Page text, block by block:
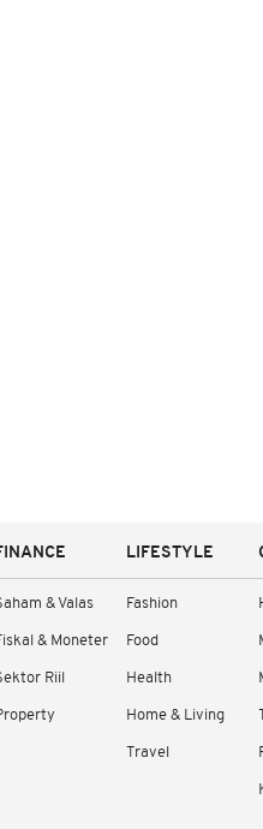
& Valas
& Moneter
Riil
LIFESTYLE
Fashion
Food
Health
Home & Living
Travel